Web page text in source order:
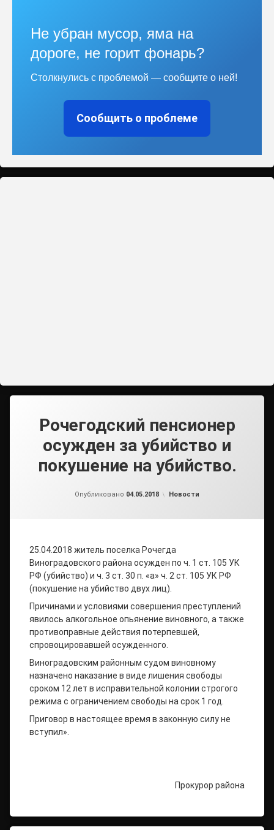
Не убран мусор, яма на
дороге, не горит фонарь?
Столкнулись с проблемой — сообщите о ней!
Сообщить о проблеме
Рочегодский пенсионер
осужден за убийство и
покушение на убийство.
Опубликовано 04.05.2018 Рубрики:
Новости
25.04.2018 житель поселка Рочегда
Виноградовского района осужден по ч. 1 ст. 105 УК
РФ (убийство) и ч. 3 ст. 30 п. «а» ч. 2 ст. 105 УК РФ
(покушение на убийство двух лиц).
Причинами и условиями совершения преступлений
явилось алкогольное опьянение виновного, а также
противоправные действия потерпевшей,
спровоцировавшей осужденного.
Виноградовским районным судом виновному
назначено наказание в виде лишения свободы
сроком 12 лет в исправительной колонии строгого
режима с ограничением свободы на срок 1 год.
Приговор в настоящее время в законную силу не
вступил».
Прокурор района